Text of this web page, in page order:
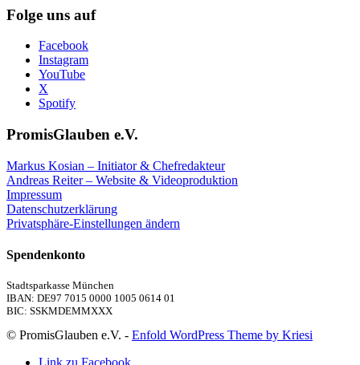
Folge uns auf
Facebook
Instagram
YouTube
X
Spotify
PromisGlauben e.V.
Markus Kosian – Initiator & Chefredakteur
Andreas Reiter – Website & Videoproduktion
Impressum
Datenschutzerklärung
Privatsphäre-Einstellungen ändern
Spendenkonto
Stadtsparkasse München
IBAN: DE97 7015 0000 1005 0614 01
BIC: SSKMDEMMXXX
© PromisGlauben e.V. - Enfold WordPress Theme by Kriesi